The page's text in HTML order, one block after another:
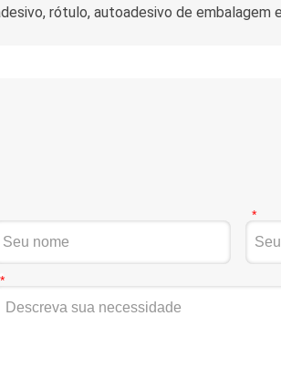
rótulo, autoadesivo de embalagem